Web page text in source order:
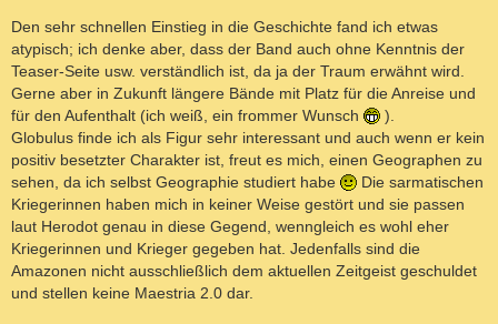
Den sehr schnellen Einstieg in die Geschichte fand ich etwas
atypisch; ich denke aber, dass der Band auch ohne Kenntnis der
Teaser-Seite usw. verständlich ist, da ja der Traum erwähnt wird.
Gerne aber in Zukunft längere Bände mit Platz für die Anreise und
für den Aufenthalt (ich weiß, ein frommer Wunsch
).
Globulus finde ich als Figur sehr interessant und auch wenn er kein
positiv besetzter Charakter ist, freut es mich, einen Geographen zu
sehen, da ich selbst Geographie studiert habe
Die sarmatischen
Kriegerinnen haben mich in keiner Weise gestört und sie passen
laut Herodot genau in diese Gegend, wenngleich es wohl eher
Kriegerinnen und Krieger gegeben hat. Jedenfalls sind die
Amazonen nicht ausschließlich dem aktuellen Zeitgeist geschuldet
und stellen keine Maestria 2.0 dar.